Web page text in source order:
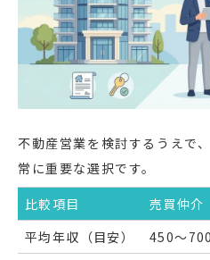
不動産営業を検討するうえで
常に重要な選択です。
比較項目
売買仲介
平均年収（目安）
450〜